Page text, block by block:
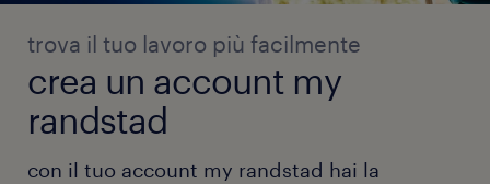
trova il tuo lavoro più facilmente
crea un account my
randstad
con il tuo account my randstad hai la